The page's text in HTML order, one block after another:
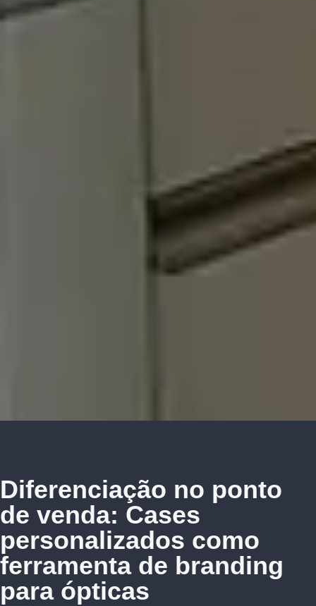
Diferenciação no ponto
de venda: Cases
personalizados como
ferramenta de branding
para ópticas